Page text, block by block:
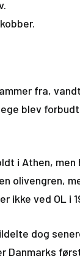
fra,
blev
i Athen,
olivengren,
ikke ved OL i
dog
Danmarks